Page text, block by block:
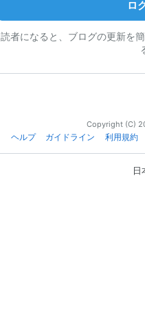
ロ
読者になると、ブログの更新を
Copyright (C)
ヘルプ
ガイドライン 利用規約
日